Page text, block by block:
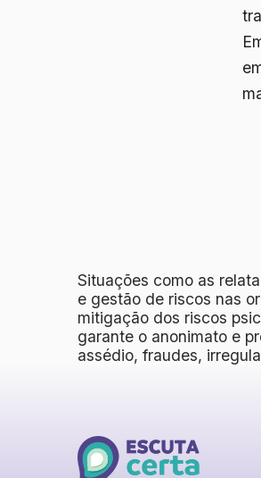
Situações como as
e gestão de riscos nas
mitigação dos riscos
garante o anonimato e
assédio, fraudes,